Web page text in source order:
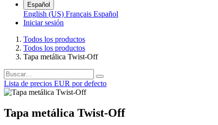
Español
English (US) Français Español
Iniciar sesión
Todos los productos
Todos los productos
Tapa metálica Twist-Off
Lista de precios EUR por defecto
Tapa metálica Twist-Off